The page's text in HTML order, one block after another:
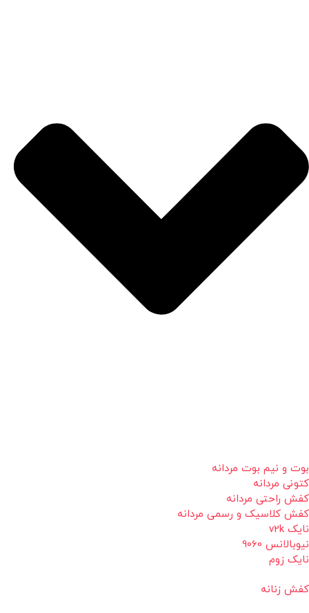
بوت و نیم بوت مردانه
کتونی مردانه
کفش راحتی مردانه
کفش کلاسیک و رسمی مردانه
نایک v2k
نیوبالانس 9060
نایک زوم
کفش زنانه